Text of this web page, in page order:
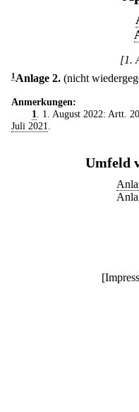
[1.
1 Anlage 2. (nicht
Anmerkungen:
1
. 1. August 2022: Artt.
Juli 2021
Umfeld
[